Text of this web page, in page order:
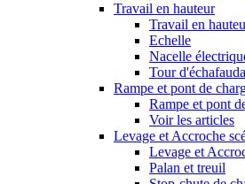
Travail en hauteur
Travail en
Echelle
Nacelle
Tour
Rampe et pont de
Rampe et pont
Voir les articles
Levage et Accroche
Levage et
Palan et treuil